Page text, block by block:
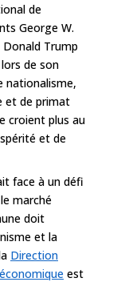
de
George W.
Donald Trump
de son
nationalisme,
et de primat
croient plus au
et de
face à un défi
marché
doit
et la
Direction
est